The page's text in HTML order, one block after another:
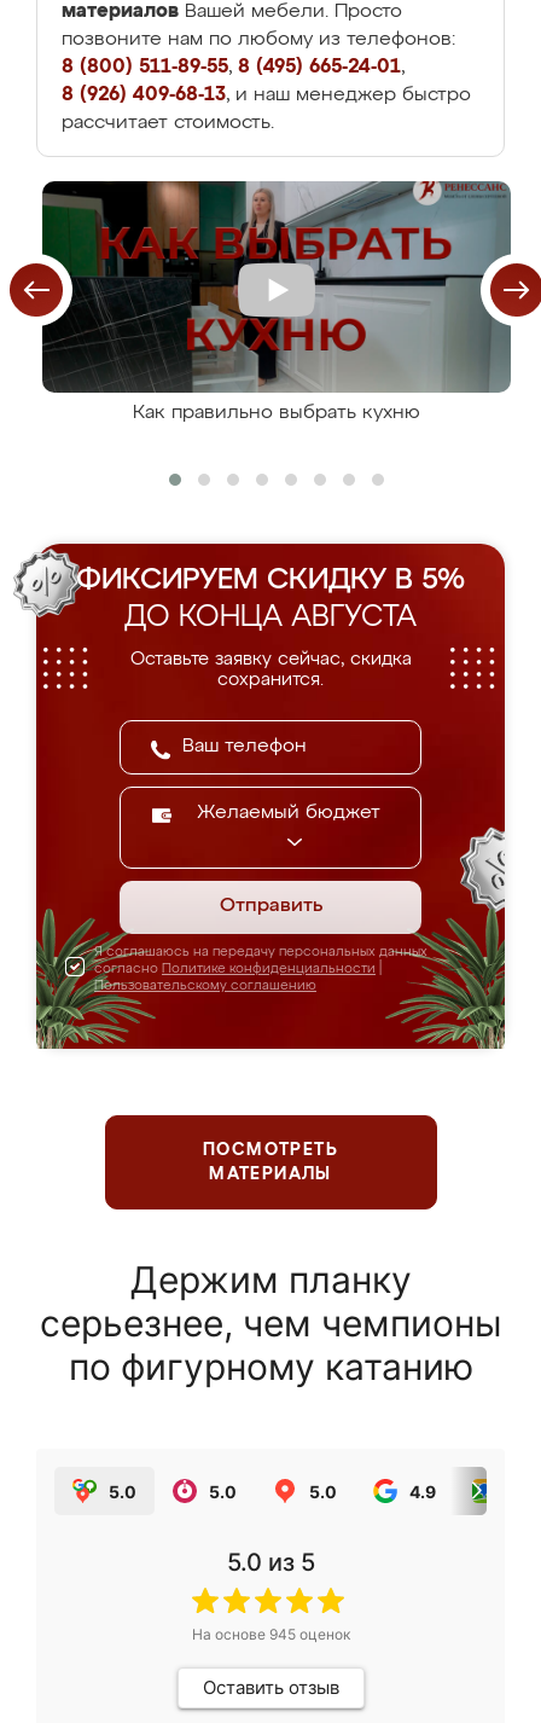
материалов Вашей мебели. Просто
позвоните нам по любому из телефонов:
8 (800) 511-89-55, 8 (495) 665-24-01,
8 (926) 409-68-13, и наш менеджер быстро
рассчитает стоимость.
Как правильно выбрать кухню
ФИКСИРУЕМ СКИДКУ В 5%
ДО КОНЦА АВГУСТА
Оставьте заявку сейчас, скидка
сохранится.
Желаемый бюджет
Отправить
Я соглашаюсь на передачу персональных данных
согласно Политике конфиденциальности
Пользовательскому соглашению
ПОСМОТРЕТЬ
МАТЕРИАЛЫ
Держим планку
серьезнее, чем чемпионы
по фигурному катанию
5.0 5.0 5.0 4.9
5.0 из 5
На основе 945оценок
Оставить отзыв